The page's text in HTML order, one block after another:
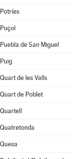
Potríes
Puçol
Puebla de San Miguel
Puig
Quart de les Valls
Quart de Poblet
Quartell
Quatretonda
Quesa